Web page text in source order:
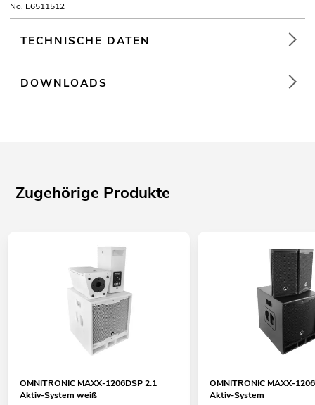
No. E6511512
TECHNISCHE DATEN
DOWNLOADS
Zugehörige Produkte
OMNITRONIC MAXX-1206DSP 2.1
Aktiv-System weiß
OMNITRONIC MAXX-
Aktiv-System